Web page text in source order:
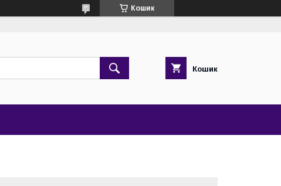
Кошик
Кошик